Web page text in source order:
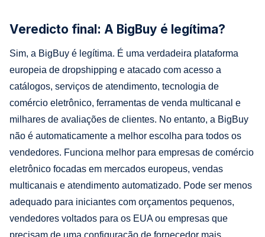
Veredicto final: A BigBuy é legítima?
Sim, a BigBuy é legítima. É uma verdadeira plataforma
europeia de dropshipping e atacado com acesso a
catálogos, serviços de atendimento, tecnologia de
comércio eletrônico, ferramentas de venda multicanal e
milhares de avaliações de clientes. No entanto, a BigBuy
não é automaticamente a melhor escolha para todos os
vendedores. Funciona melhor para empresas de comércio
eletrônico focadas em mercados europeus, vendas
multicanais e atendimento automatizado. Pode ser menos
adequado para iniciantes com orçamentos pequenos,
vendedores voltados para os EUA ou empresas que
precisam de uma configuração de fornecedor mais